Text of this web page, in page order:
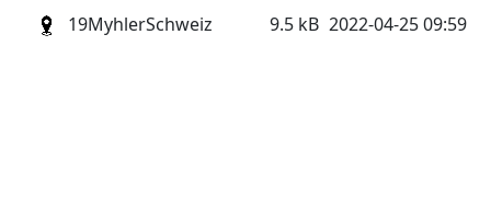
19MyhlerSchweiz 9.5 kB 2022-04-25 09:59